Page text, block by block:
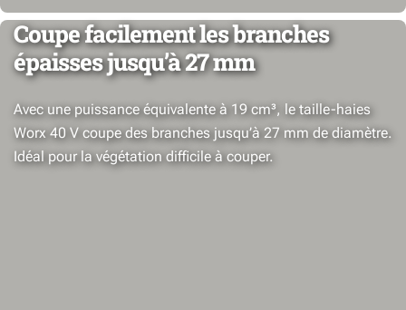
Coupe facilement les branches
épaisses jusqu’à 27 mm
Avec une puissance équivalente à 19 cm³, le taille-haies
Worx 40 V coupe des branches jusqu’à 27 mm de diamètre.
Idéal pour la végétation difficile à couper.